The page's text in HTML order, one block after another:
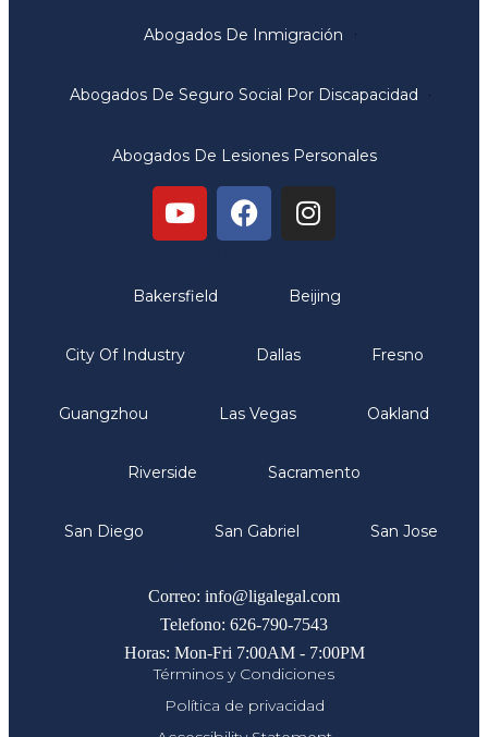
Abogados De Inmigración
Abogados De Seguro Social Por Discapacidad
Abogados De Lesiones Personales
Bakersfield Beijing
City Of Industry Dallas Fresno
Guangzhou Las Vegas Oakland
Riverside Sacramento
San Diego San Gabriel San Jose
Correo: info@ligalegal.com
Telefono: 626-790-7543
Horas: Mon-Fri 7:00AM - 7:00PM
Términos y Condiciones
Política de privacidad